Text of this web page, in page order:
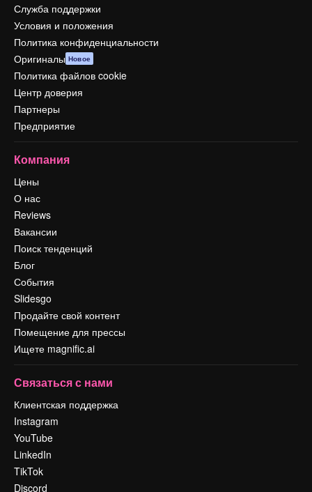
Служба поддержки
Условия и положения
Политика конфиденциальности
Оригиналы Новое
Политика файлов cookie
Центр доверия
Партнеры
Предприятие
Компания
Цены
О нас
Reviews
Вакансии
Поиск тенденций
Блог
События
Slidesgo
Продайте свой контент
Помещение для прессы
Ищете magnific.ai
Связаться с нами
Клиентская поддержка
Instagram
YouTube
LinkedIn
TikTok
Discord